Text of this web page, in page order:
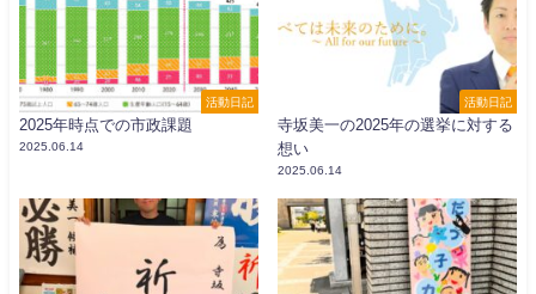
活動日記
2025年時点での市政課題
2025.06.14
活動日記
寺坂美一の2025年の選挙に対する
想い
2025.06.14